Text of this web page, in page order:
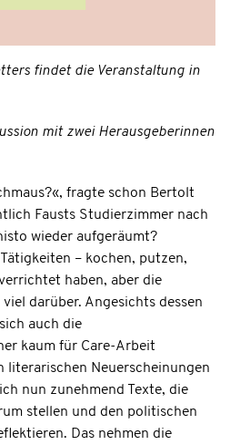
findet die Veranstaltung in
mit zwei Herausgeberinnen
fragte schon Bertolt
Fausts Studierzimmer nach
wieder aufgeräumt?
– kochen, putzen,
haben, aber die
darüber. Angesichts dessen
auch die
kaum für Care-Arbeit
literarischen Neuerscheinungen
nun zunehmend Texte, die
stellen und den politischen
Das nehmen die